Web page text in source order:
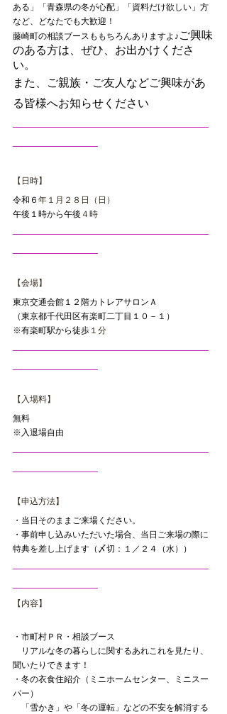
ある」「青森県の冬が心配」「資料だけ欲しい」方
など、どなたでも大歓迎！
藤崎町の相談ブースももちろんありますよ♪ ご興味
のある方は、ぜひ、お出かけくださ
い。
また、ご親族・ご友人などご興味があ
る皆様へお知らせください
【日時】
令和６ 年１月２８日（日）
午後１時から午後 ４時
【会場】
東京交通会館１２階カトレアサロンＡ
（東京都千代田区有楽町二丁目１０－１）
※有楽町駅から徒歩 １分
【入場料】
無料
※入退場自由
【申込方法】
・当日そのままご来場ください。
・事前申し込みいただいた場合、当日ご来場の際に
特典を差し上げます（〆切：１／２４（水））
【内容】
・市町村ＰＲ・相談ブース
リアルな冬の暮らしに関するあれこれを見たり、
聞いたりできます！
・冬の衣食住紹介（ミニホームセンター、ミニスー
パー）
「雪かき」や「冬の運転」などの不安を解消する